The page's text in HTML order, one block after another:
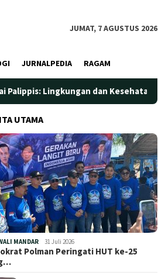
JUMAT, 7 AGUSTUS 2026
JURNALPEDIA RAGAM
dan Kesehatan Jadi Prioritas
UTAMA
MANDAR 31 Juli 2026
Polman Peringati HUT ke-25